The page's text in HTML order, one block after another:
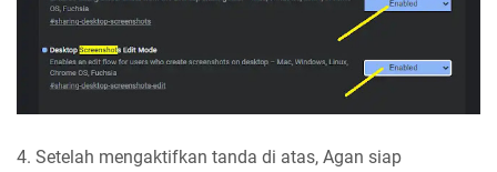
4. Setelah mengaktifkan tanda di atas, Agan siap